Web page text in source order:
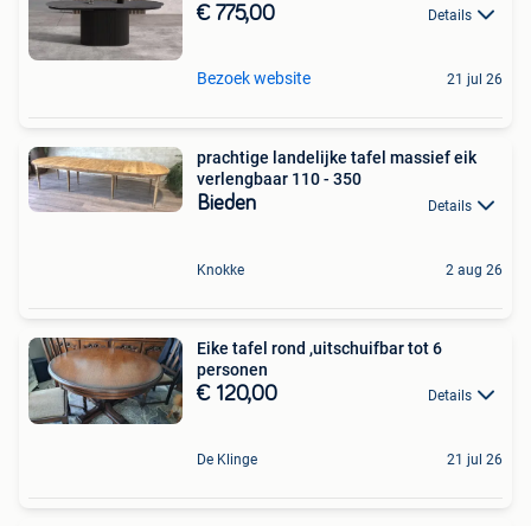
€ 775,00 Details
Bezoek website 21 jul 26
prachtige landelijke tafel massief eik
verlengbaar 110 - 350
Bieden Details
Knokke 2 aug 26
Eike tafel rond ,uitschuifbar tot 6
personen
€ 120,00 Details
De Klinge 21 jul 26